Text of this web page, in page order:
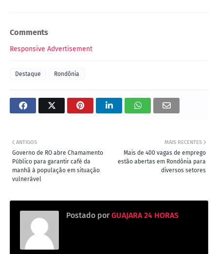
Comments
Responsive Advertisement
Destaque Rondônia
MAIS RECENTES
Mais de 400 vagas de emprego
estão abertas em Rondônia para
diversos setores
ANTIGOS
Governo de RO abre Chamamento
Público para garantir café da
manhã à população em situação
vulnerável
Postado por GUAJARA 24 HORAS